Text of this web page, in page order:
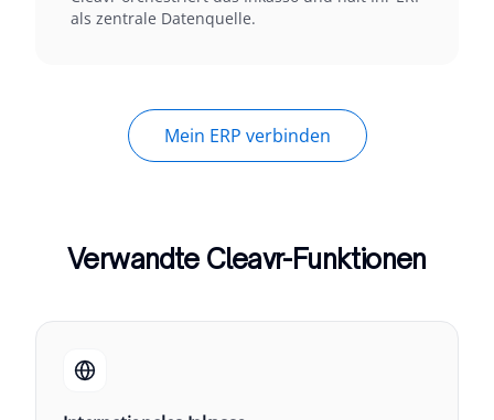
als zentrale Datenquelle.
Mein ERP verbinden
Verwandte Cleavr-Funktionen